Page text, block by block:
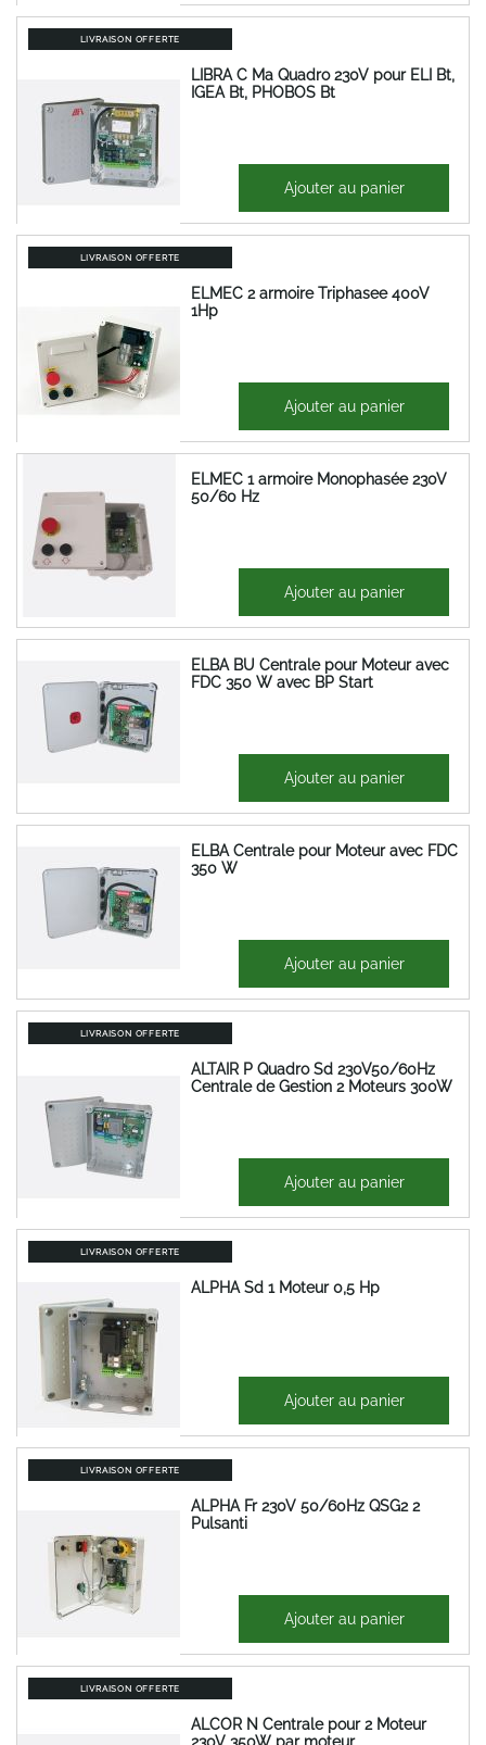
LIVRAISON OFFERTE
LIBRA C Ma Quadro 230V pour ELI Bt,
IGEA Bt, PHOBOS Bt
467,20 € Ajouter au panier
LIVRAISON OFFERTE
ELMEC 2 armoire Triphasee 400V
1Hp
409,62 € Ajouter au panier
ELMEC 1 armoire Monophasée 230V
50/60 Hz
294,49 € Ajouter au panier
ELBA BU Centrale pour Moteur avec
FDC 350 W avec BP Start
Ajouter au panier
ELBA Centrale pour Moteur avec FDC
350 W
Ajouter au panier
LIVRAISON OFFERTE
ALTAIR P Quadro Sd 230V50/60Hz
Centrale de Gestion 2 Moteurs 300W
399,92 € Ajouter au panier
LIVRAISON OFFERTE
ALPHA Sd 1 Moteur 0,5 Hp
465,37 €
387,81 € Ajouter au panier
LIVRAISON OFFERTE
ALPHA Fr 230V 50/60Hz QSG2 2
Pulsanti
569,58 € Ajouter au panier
LIVRAISON OFFERTE
ALCOR N Centrale pour 2 Moteur
230V 350W par moteur